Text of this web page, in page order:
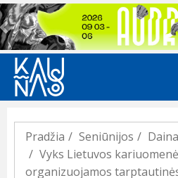
Previous
Pradžia Seniūnijos
Vyks Lietuvos
organizuojamos